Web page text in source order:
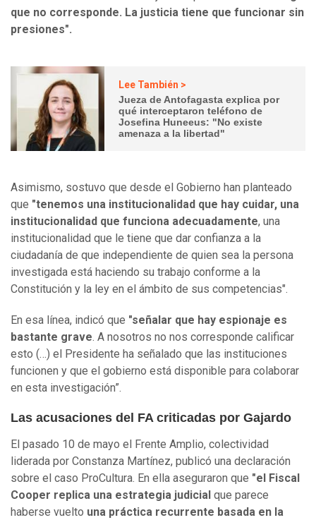
que no corresponde. La justicia tiene que funcionar sin
presiones".
Lee También >
Jueza de Antofagasta explica por
qué interceptaron teléfono de
Josefina Huneeus: "No existe
amenaza a la libertad"
Asimismo, sostuvo que desde el Gobierno han planteado
que "tenemos una institucionalidad que hay cuidar, una
institucionalidad que funciona adecuadamente, una
institucionalidad que le tiene que dar confianza a la
ciudadanía de que independiente de quien sea la persona
investigada está haciendo su trabajo conforme a la
Constitución y la ley en el ámbito de sus competencias".
En esa línea, indicó que "señalar que hay espionaje es
bastante grave. A nosotros no nos corresponde calificar
esto (…) el Presidente ha señalado que las instituciones
funcionen y que el gobierno está disponible para colaborar
en esta investigación”.
Las acusaciones del FA criticadas por Gajardo
El pasado 10 de mayo el Frente Amplio, colectividad
liderada por Constanza Martínez, publicó una declaración
sobre el caso ProCultura. En ella aseguraron que "el Fiscal
Cooper replica una estrategia judicial que parece
haberse vuelto una práctica recurrente basada en la